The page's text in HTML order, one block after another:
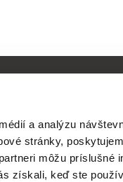
a analýzu
stránky,
môžu príslušné
získali, keď ste
kino